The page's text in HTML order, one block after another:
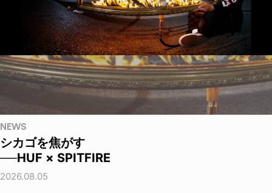
NEWS
シカゴを焦がす
──HUF × SPITFIRE
2026.08.05